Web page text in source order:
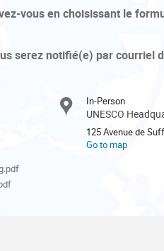
vous en choisissant le
serez notifié(e) par courriel
In-Person
UNESCO
125 Avenue de
Go to map